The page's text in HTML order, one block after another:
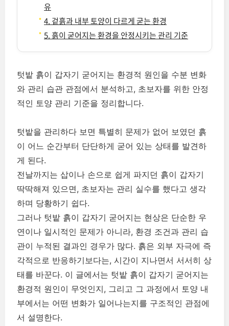
유
4. 겉흙과 내부 토양이 다르게 굳는 환경
5. 흙이 굳어지는 환경을 안정시키는 관리 기준
텃밭 흙이 갑자기 굳어지는 환경적 원인을 수분 변화
와 관리 습관 관점에서 분석하고, 초보자를 위한 안정
적인 토양 관리 기준을 정리합니다.
텃밭을 관리하다 보면 특별히 문제가 없어 보였던 흙
이 어느 순간부터 단단하게 굳어 있는 상태를 발견하
게 된다.
전날까지는 삽이나 손으로 쉽게 파지던 흙이 갑자기
딱딱해져 있으면, 초보자는 관리 실수를 했다고 생각
하며 당황하기 쉽다.
그러나 텃밭 흙이 갑자기 굳어지는 현상은 단순한 우
연이나 일시적인 문제가 아니라, 환경 조건과 관리 습
관이 누적된 결과인 경우가 많다. 흙은 외부 자극에 즉
각적으로 반응하기보다는, 시간이 지나면서 서서히 상
태를 바꾼다. 이 글에서는 텃밭 흙이 갑자기 굳어지는
환경적 원인이 무엇인지, 그리고 그 과정에서 토양 내
부에서는 어떤 변화가 일어나는지를 구조적인 관점에
서 설명한다.